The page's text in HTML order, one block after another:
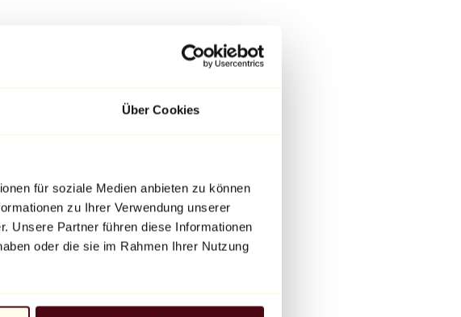
Über Cookies
für soziale Medien anbieten zu können
zu Ihrer Verwendung unserer
Unsere Partner führen diese Informationen
oder die sie im Rahmen Ihrer Nutzung